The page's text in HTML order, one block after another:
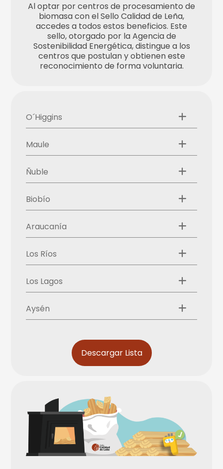
O´Higgins
Maule
Ñuble
Biobío
Araucanía
Los Ríos
Los Lagos
Aysén
Descargar Lista
Al optar por centros de procesamiento de
biomasa con el Sello Calidad de Leña,
accedes a todos estos beneficios. Este
sello, otorgado por la Agencia de
Sostenibilidad Energética, distingue a los
centros que postulan y obtienen este
reconocimiento de forma voluntaria.